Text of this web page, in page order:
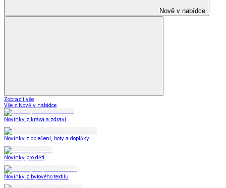
Nově v nabídce
Zobrazit vše
Vše z Nově v nabídce
Novinky z krása a zdraví
Novinky z oblečení, boty a doplňky
Novinky pro děti
Novinky z bytového textilu